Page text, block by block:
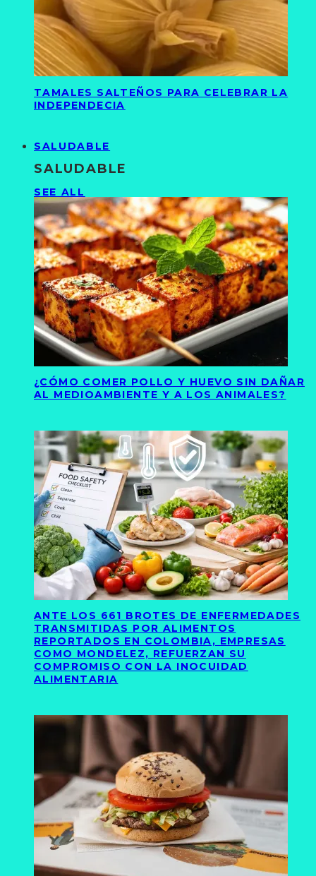
TAMALES SALTEÑOS PARA CELEBRAR LA
INDEPENDECIA
SALUDABLE
SALUDABLE
SEE ALL
¿CÓMO COMER POLLO Y HUEVO SIN DAÑAR
AL MEDIOAMBIENTE Y A LOS ANIMALES?
ANTE LOS 661 BROTES DE ENFERMEDADES
TRANSMITIDAS POR ALIMENTOS
REPORTADOS EN COLOMBIA, EMPRESAS
COMO MONDELEZ, REFUERZAN SU
COMPROMISO CON LA INOCUIDAD
ALIMENTARIA